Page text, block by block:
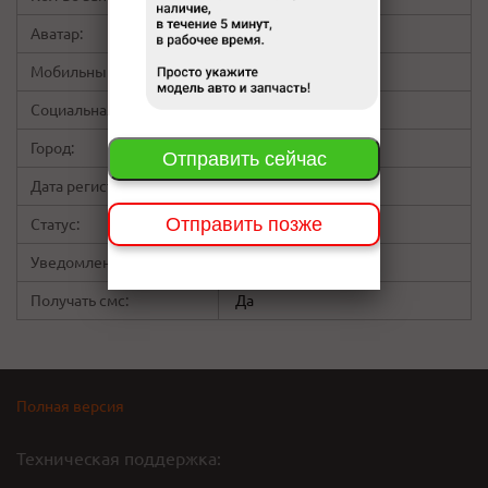
Аватар:
Мобильный: не указано
Социальная сеть:
Город: Красноярск
Дата регистрации: 17:42 11.04.12
Статус: Пользователь
Уведомления на Email:
Получать смс: Да
Полная версия
Техническая поддержка:
Отправить сейчас
Отправить позже